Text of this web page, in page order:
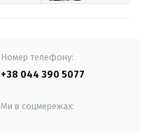
Номер телефону:
+38 044 390 5077
Ми в соцмережах: